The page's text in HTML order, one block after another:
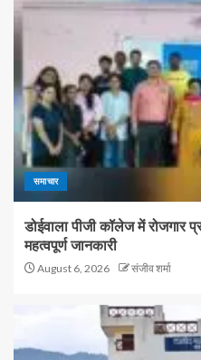
समाचार
डोईवाला पीजी कॉलेज में रोजगार
महत्वपूर्ण जानकारी
August 6, 2026 संजीव शर्मा